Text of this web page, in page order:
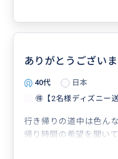
ありがとうござい
40代
日本
🉐【2名様ディズニー
行き帰りの道中は色ん
帰り時間の希望を聞い